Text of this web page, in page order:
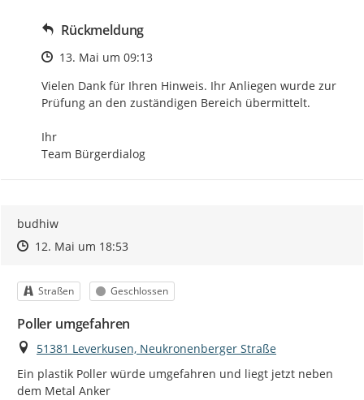
Rückmeldung
Zeitpunkt des Erstellens
13. Mai um 09:13
Vielen Dank für Ihren Hinweis. Ihr Anliegen wurde zur
Prüfung an den zuständigen Bereich übermittelt.
Ihr
Team Bürgerdialog
budhiw
Zeitpunkt des Erstellens
Zeitpunkt des Erstellens
12. Mai um 18:53Zur Äußerung
Kategorie
Straßen Status
Geschlossen
Poller umgefahren
Ort
51381 Leverkusen, Neukronenberger Straße
Ein plastik Poller würde umgefahren und liegt jetzt neben
dem Metal Anker